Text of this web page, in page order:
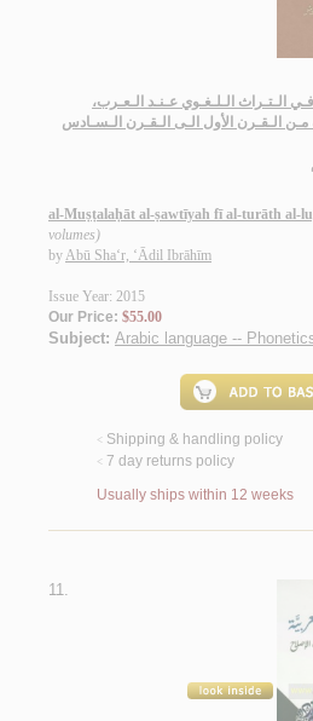
الـتـراث الـلـغـوي عـنـد الـعـرب،
مـن الـقـرن الأول الـى الـقـرن الـسـادس
al-Muṣṭalaḥāt al-ṣawtīyah fī al-turāth al-
volumes)
byAbū Sha‘r, ‘Ādil Ibrāhīm
Issue Year: 2015
Our Price: $55.00
Subject: Arabic language --
< Shipping & handling policy
< 7 day returns policy
Usually ships within 12 weeks
11.